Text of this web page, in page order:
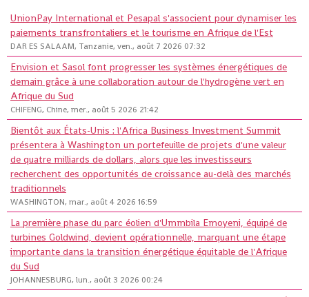
UnionPay International et Pesapal s'associent pour dynamiser les
paiements transfrontaliers et le tourisme en Afrique de l'Est
DAR ES SALAAM, Tanzanie, ven., août 7 2026 07:32
Envision et Sasol font progresser les systèmes énergétiques de
demain grâce à une collaboration autour de l'hydrogène vert en
Afrique du Sud
CHIFENG, Chine, mer., août 5 2026 21:42
Bientôt aux États-Unis : l'Africa Business Investment Summit
présentera à Washington un portefeuille de projets d'une valeur
de quatre milliards de dollars, alors que les investisseurs
recherchent des opportunités de croissance au-delà des marchés
traditionnels
WASHINGTON, mar., août 4 2026 16:59
La première phase du parc éolien d'Ummbila Emoyeni, équipé de
turbines Goldwind, devient opérationnelle, marquant une étape
importante dans la transition énergétique équitable de l'Afrique
du Sud
JOHANNESBURG, lun., août 3 2026 00:24